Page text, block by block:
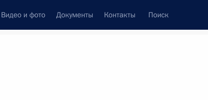
Видео и фото Документы Контакты Поиск